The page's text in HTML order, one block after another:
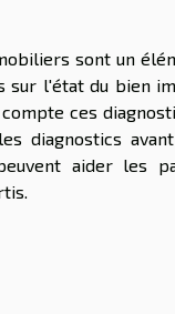
sont un
l'état du bien
ces
diagnostics
aider les